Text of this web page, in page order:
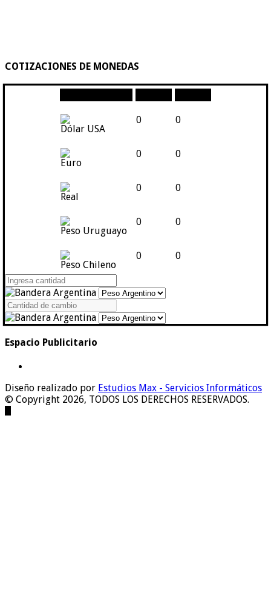
COTIZACIONES DE MONEDAS
Dólar USA
0 0
Euro
0 0
Real
0 0
Peso Uruguayo
0 0
Peso Chileno
0 0
Espacio Publicitario
Diseño realizado por Estudios Max - Servicios Informáticos
© Copyright 2026, TODOS LOS DERECHOS RESERVADOS.